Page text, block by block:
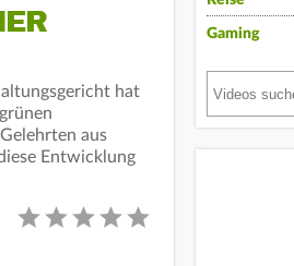
hat
aus
Entwicklung
Gaming